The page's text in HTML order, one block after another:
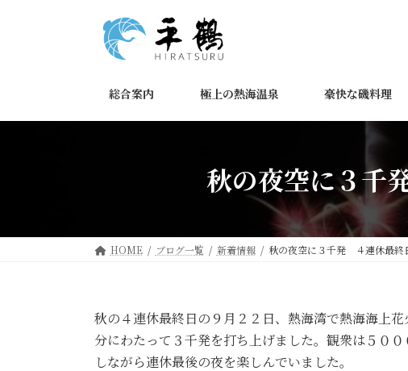
ス
ン
総合案内 極上の熱海温泉 豪快な磯料理
秋の夜空に３千
HOME ブログ一覧 新着情報 秋の夜空に３千発 ４連休最終
秋の４連休最終日の９月２２日、熱海湾で熱海海上
分にわたって３千発を打ち上げました。観衆は５０
しながら連休最後の夜を楽しんでいました。